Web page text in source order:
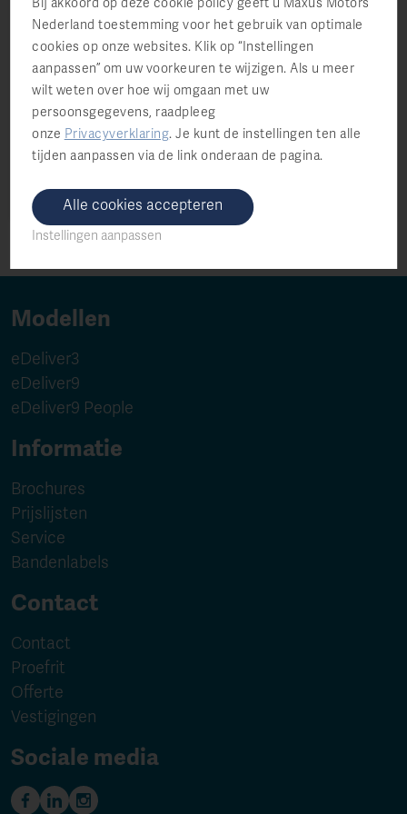
wij telefonisch contact met u opnemen kan
dit gesprek worden opgenomen voor
kwaliteitsverbeteringsdoeleinden.
Ja ik wil graag op de hoogte blijven van nieuws
en aanbiedingen vanuit Maxus
Modellen
eDeliver3
eDeliver9
eDeliver9 People
Informatie
Brochures
Prijslijsten
Service
Bandenlabels
Contact
Contact
Proefrit
Offerte
Vestigingen
Sociale media
Nederland toestemming voor het gebruik van optimale
cookies op onze websites. Klik op “Instellingen
aanpassen” om uw voorkeuren te wijzigen. Als u meer
wilt weten over hoe wij omgaan met uw
persoonsgegevens, raadpleeg
onze Privacyverklaring. Je kunt de instellingen ten alle
tijden aanpassen via de link onderaan de pagina.
Alle cookies accepteren
Instellingen aanpassen